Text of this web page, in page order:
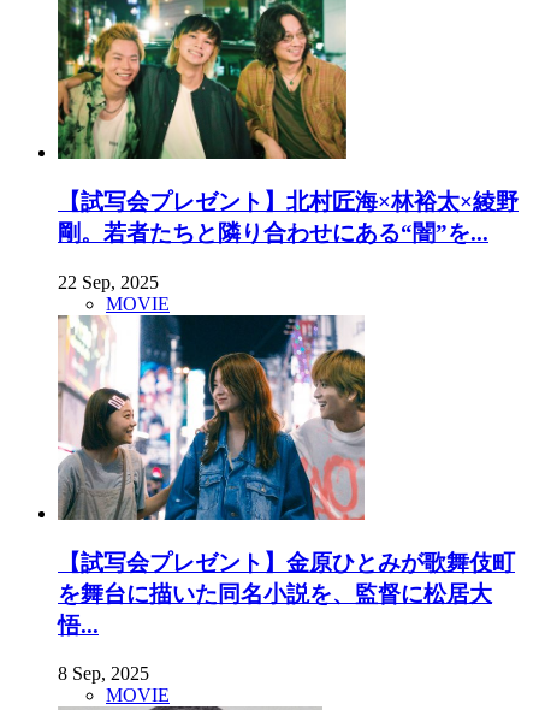
【試写会プレゼント】北村匠海×林裕太×綾野
剛。若者たちと隣り合わせにある“闇”を...
22 Sep, 2025
MOVIE
【試写会プレゼント】金原ひとみが歌舞伎町
を舞台に描いた同名小説を、監督に松居大
悟...
8 Sep, 2025
MOVIE